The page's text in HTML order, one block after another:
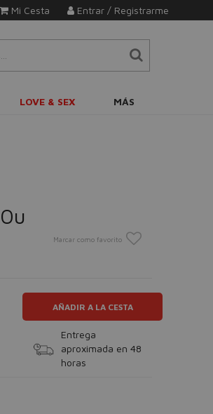
Entrar / Registrarme
Mi Cesta
LOVE & SEX MÁS
Marcar como favorito
AÑADIR A LA CESTA
Entrega
aproximada en 48
horas